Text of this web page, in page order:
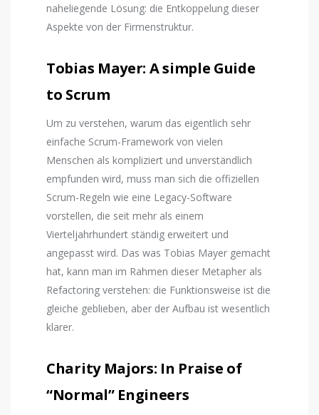
naheliegende Lösung: die Entkoppelung dieser
Aspekte von der Firmenstruktur.
Tobias Mayer: A simple Guide
to Scrum
Um zu verstehen, warum das eigentlich sehr
einfache Scrum-Framework von vielen
Menschen als kompliziert und unverständlich
empfunden wird, muss man sich die offiziellen
Scrum-Regeln wie eine Legacy-Software
vorstellen, die seit mehr als einem
Vierteljahrhundert ständig erweitert und
angepasst wird. Das was Tobias Mayer gemacht
hat, kann man im Rahmen dieser Metapher als
Refactoring verstehen: die Funktionsweise ist die
gleiche geblieben, aber der Aufbau ist wesentlich
klarer.
Charity Majors: In Praise of
“Normal” Engineers